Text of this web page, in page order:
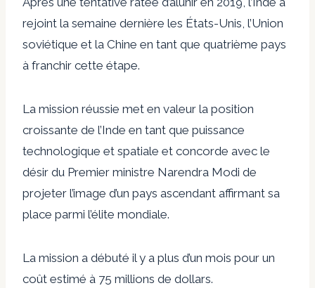
rejoint la semaine dernière les États-Unis, l’Union
soviétique et la Chine en tant que quatrième pays
à franchir cette étape.
La mission réussie met en valeur la position
croissante de l’Inde en tant que puissance
technologique et spatiale et concorde avec le
désir du Premier ministre Narendra Modi de
projeter l’image d’un pays ascendant affirmant sa
place parmi l’élite mondiale.
La mission a débuté il y a plus d’un mois pour un
coût estimé à 75 millions de dollars.